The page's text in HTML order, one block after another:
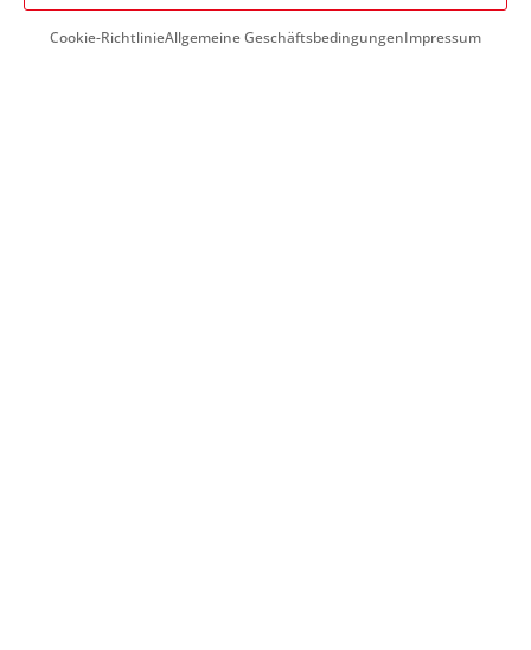
Cookie-RichtlinieAllgemeine GeschäftsbedingungenImpressum